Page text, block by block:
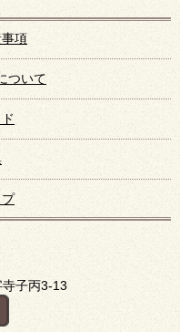
項
ついて
子丙3-13